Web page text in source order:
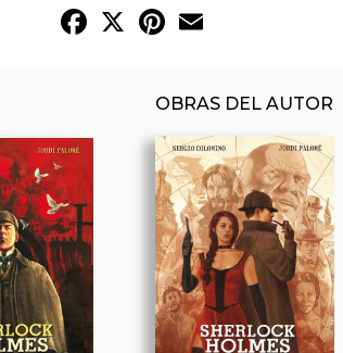
Facebook
X Pinterest
OBRAS DEL AUTOR